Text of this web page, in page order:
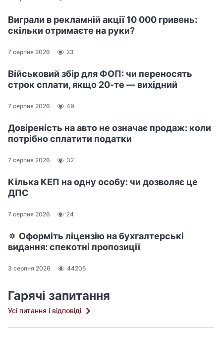
Виграли в рекламній акції 10 000 гривень:
скільки отримаєте на руки?
7 серпня 2026 23
Військовий збір для ФОП: чи переносять
строк сплати, якщо 20-те — вихідний
7 серпня 2026 49
Довіреність на авто не означає продаж: коли
потрібно сплатити податки
7 серпня 2026 32
Кілька КЕП на одну особу: чи дозволяє це
ДПС
7 серпня 2026 24
🔅 Оформіть ліцензію на бухгалтерські
видання: спекотні пропозиції
3 серпня 2026 44205
Гарячі запитання
Усі питання і відповіді